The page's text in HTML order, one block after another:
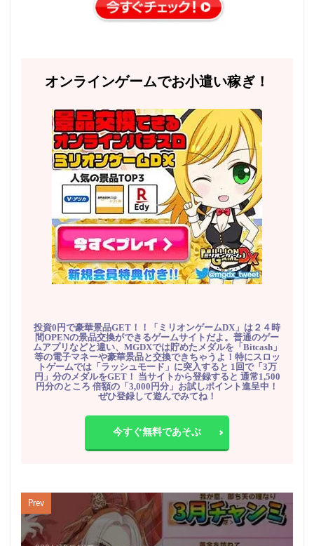
オンラインゲームでお小遣い稼ぎ！
投資0円で豪華景品GET！！「ミリオンゲームDX」は２４時
間OPENの景品交換ができるゲームサイトだよ。普通のゲー
ムアプリなどと違い、MGDXでは貯めたメダルを「Bitcash」
等の電子マネーや豪華景品と交換できちゃうよ！特にスロッ
トゲームでは「ラッシュモード」に突入すると 1回で「3万
円」分のメダルをGET！ 当サイトから登録すると 通常1,500
円分のところ 倍額の「3,000円分」お試しポイント進呈中！
ぜひ登録して遊んでみてね！
今すぐ無料であそぶ
Prev